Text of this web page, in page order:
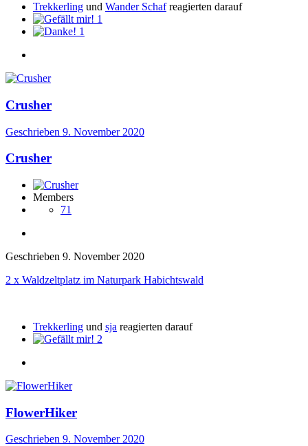
Trekkerling und Wander Schafreagierten darauf
1
1
Crusher
Geschrieben 9. November 2020
Crusher
Members
71
Geschrieben 9. November 2020
2 x Waldzeltplatz im Naturpark Habichtswald
Trekkerling und sja reagierten darauf
2
FlowerHiker
Geschrieben 9. November 2020